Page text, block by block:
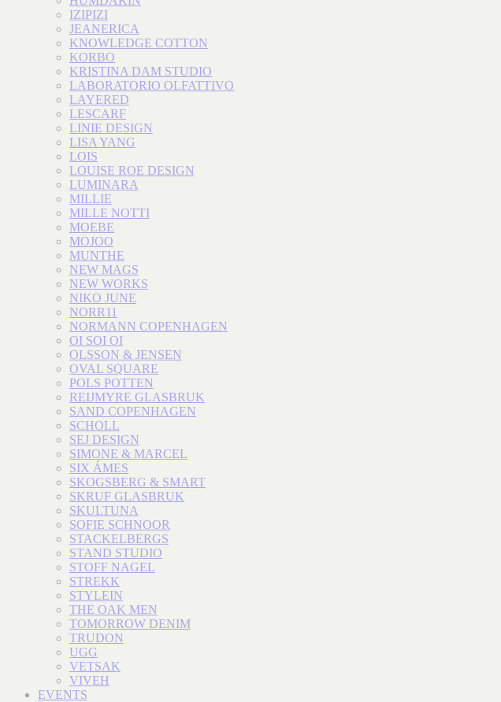
IZIPIZI
JEANERICA
KNOWLEDGE COTTON
KORBO
KRISTINA DAM STUDIO
LABORATORIO OLFATTIVO
LAYERED
LESCARF
LINIE DESIGN
LISA YANG
LOIS
LOUISE ROE DESIGN
LUMINARA
MILLIE
MILLE NOTTI
MOEBE
MOJOO
MUNTHE
NEW MAGS
NEW WORKS
NIKO JUNE
NORR11
NORMANN COPENHAGEN
OI SOI OI
OLSSON & JENSEN
OVAL SQUARE
POLS POTTEN
REIJMYRE GLASBRUK
SAND COPENHAGEN
SCHOLL
SEJ DESIGN
SIMONE & MARCEL
SIX ÁMES
SKOGSBERG & SMART
SKRUF GLASBRUK
SKULTUNA
SOFIE SCHNOOR
STACKELBERGS
STAND STUDIO
STOFF NAGEL
STREKK
STYLEIN
THE OAK MEN
TOMORROW DENIM
TRUDON
UGG
VETSAK
VIVEH
EVENTS